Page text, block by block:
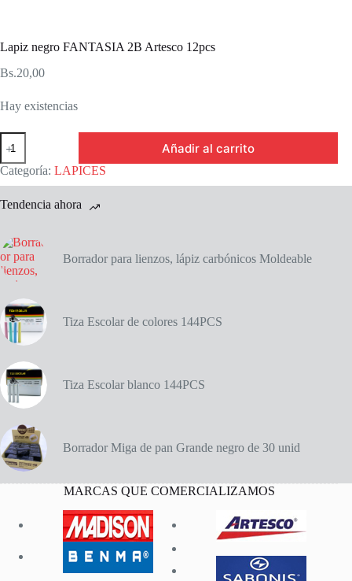
Lapiz negro FANTASIA 2B Artesco 12pcs
Bs.20,00
Hay existencias
Lapiz
negro
FANTASIA
2B
12pcs
Añadir al carrito
Categoría: LAPICES
Tendencia ahora
Borrador para lienzos, lápiz carbónicos Moldeable
Tiza Escolar de colores 144PCS
Tiza Escolar blanco 144PCS
Borrador Miga de pan Grande negro de 30 unid
MARCAS QUE COMERCIALIZAMOS